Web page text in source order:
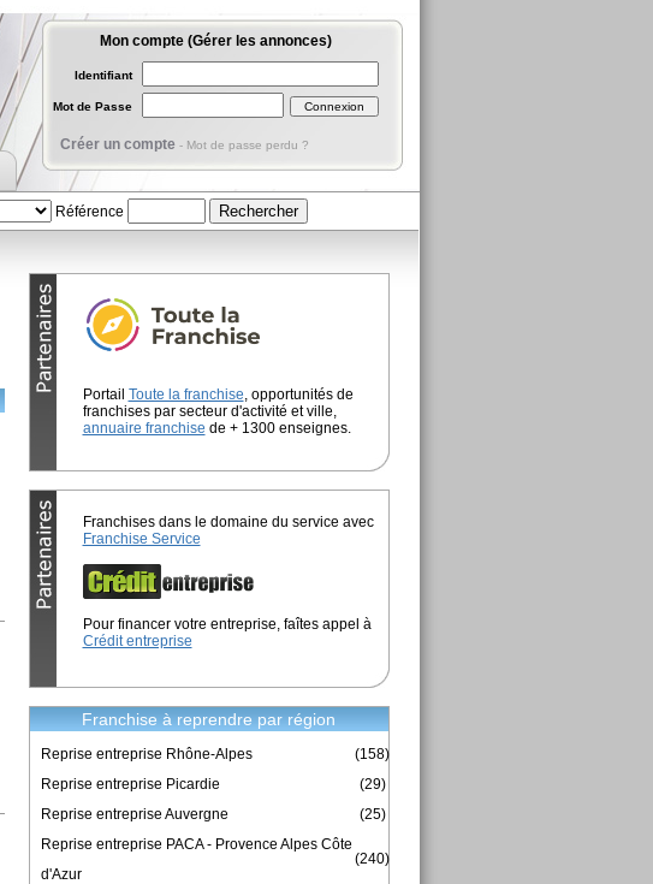
Mon compte (Gérer les annonces)
Identifiant
Mot de Passe
Créer un compte - Mot de passe perdu ?
Référence
Portail Toute la franchise, opportunités de
franchises par secteur d'activité et ville,
annuaire franchise de + 1300 enseignes.
Franchises dans le domaine du service avec
Franchise Service
Pour financer votre entreprise, faîtes appel à
Crédit entreprise
Franchise à reprendre par région
Reprise entreprise Rhône-Alpes
(158)
Reprise entreprise Picardie
(29)
Reprise entreprise Auvergne
(25)
Reprise entreprise PACA - Provence Alpes Côte
d'Azur
(240)